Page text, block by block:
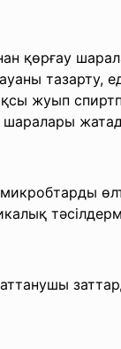
қөрғау
тазарту,
жуып
шаралары